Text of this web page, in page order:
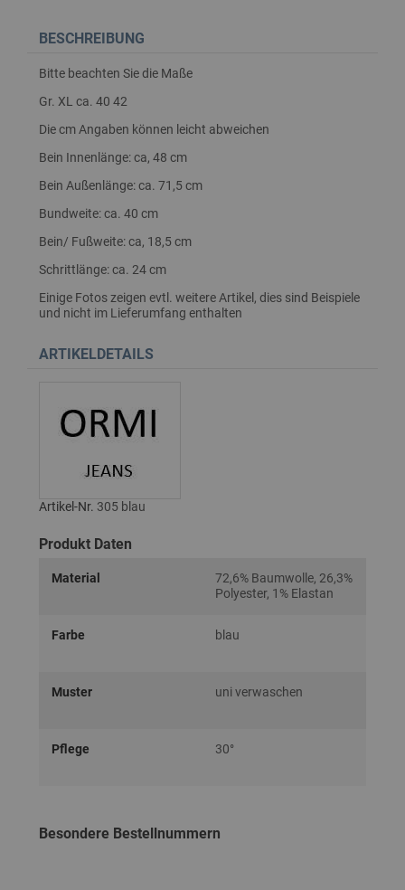
BESCHREIBUNG
Bitte beachten Sie die Maße
Gr. XL ca. 40 42
Die cm Angaben können leicht abweichen
Bein Innenlänge: ca, 48 cm
Bein Außenlänge: ca. 71,5 cm
Bundweite: ca. 40 cm
Bein/ Fußweite: ca, 18,5 cm
Schrittlänge: ca. 24 cm
Einige Fotos zeigen evtl. weitere Artikel, dies sind Beispiele
und nicht im Lieferumfang enthalten
ARTIKELDETAILS
Artikel-Nr. 305 blau
Produkt Daten
Material
72,6% Baumwolle, 26,3%
Polyester, 1% Elastan
Farbe blau
Muster uni verwaschen
Pflege 30°
Besondere Bestellnummern